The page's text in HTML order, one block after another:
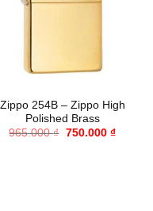
Zippo 254B – Zippo High
Polished Brass
965.000₫ Giá
750.000 ₫Giá